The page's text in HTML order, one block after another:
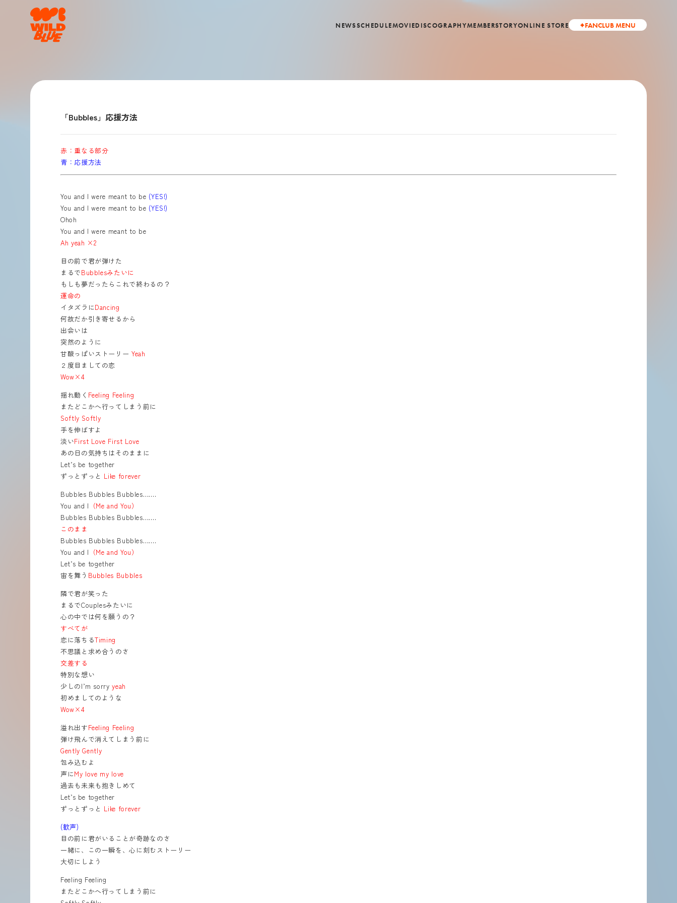
NEWSSCHEDULEMOVIEDISCOGRAPHYMEMBERSTORYONLINE STORE FANCLUB MENU
「Bubbles」応援方法
赤：重なる部分
青：応援方法
You and I were meant to be (YES!)
You and I were meant to be (YES!)
Ohoh
You and I were meant to be
Ah yeah ×2
目の前で君が弾けた
まるでBubblesみたいに
もしも夢だったらこれで終わるの？
運命の
イタズラにDancing
何故だか引き寄せるから
出会いは
突然のように
甘酸っぱいストーリーYeah
２度目ましての恋
Wow×4
揺れ動く Feeling Feeling
またどこかへ行ってしまう前に
Softly Softly
手を伸ばすよ
淡いFirst Love First Love
あの日の気持ちはそのままに
Let’s be together
ずっとずっと Like forever
Bubbles Bubbles Bubbles…….
You and I （Me and You）
Bubbles Bubbles Bubbles…….
このまま
Bubbles Bubbles Bubbles…….
You and I （Me and You）
Let’s be together
宙を舞う Bubbles Bubbles
隣で君が笑った
まるでCouplesみたいに
心の中では何を願うの？
すべてが
恋に落ちるTiming
不思議と求め合うのさ
交差する
特別な想い
少しのI’m sorry yeah
初めましてのような
Wow×4
溢れ出すFeeling Feeling
弾け飛んで消えてしまう前に
Gently Gently
包み込むよ
声にMy love my love
過去も未来も抱きしめて
Let’s be together
ずっとずっと Like forever
(歓声)
目の前に君がいることが奇跡なのさ
一緒に、この一瞬を、心に刻むストーリー
大切にしよう
Feeling Feeling
またどこかへ行ってしまう前に